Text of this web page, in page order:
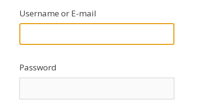
Username or E-mail
Password